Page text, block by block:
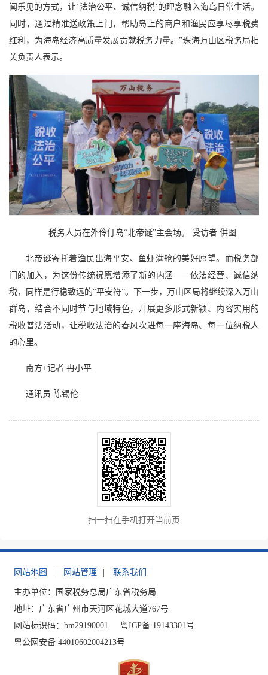
闻乐见的方式，让‘法治公平、诚信纳税’的理念融入海岛日常生活。
同时，通过精准送政策上门，帮助岛上的商户和渔民应享尽享税费
红利，为海岛经济高质量发展贡献税务力量。”珠海万山区税务局相
关负责人表示。
税务人员在外伶仃岛“北帝诞”主会场。 受访者 供图
北帝诞寄托着渔民出海平安、鱼虾满舱的美好愿望。而税务部
门的加入，为这份传统祝愿增添了新的内涵——依法经营、诚信纳
税，同样是行稳致远的“平安符”。下一步，万山区局将继续深入万山
群岛，结合不同时节与地域特色，开展更多形式新颖、内容实用的
税收普法活动，让税收法治的春风吹进每一座海岛、每一位纳税人
的心里。
南方+记者 冉小平
通讯员 陈锡伦
扫一扫在手机打开当前页
网站地图 网站管理 联系我们
主办单位：国家税务总局广东省税务局
地址：广东省广州市天河区花城大道767号
网站标识码：bm29190001
粤ICP备 19143301号
粤公网安备 44010602004213号